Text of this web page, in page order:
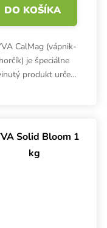
DO KOŠÍKA
CalMag (vápnik-
horčík) je špeciálne
produkt určený
Podporuje
stabilné živinové
prostredie a...
Solid Bloom 1
kg